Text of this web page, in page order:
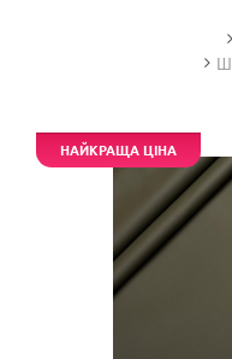
НАЙКРАЩА ЦІНА